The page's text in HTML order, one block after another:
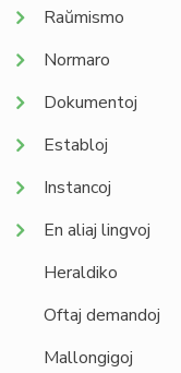
Raŭmismo
Normaro
Dokumentoj
Establoj
Instancoj
En aliaj lingvoj
Heraldiko
Oftaj demandoj
Mallongigoj